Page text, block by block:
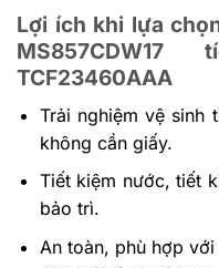
Lợi ích khi lựa
TCF23460AAA
Trải nghiệm vệ sinh
không cần giấy.
Tiết kiệm nước, tiết
bảo trì.
An toàn, phù hợp